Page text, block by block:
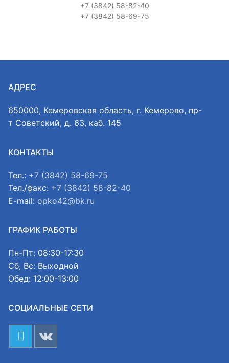
+7 (3842) 58-82-40
+7 (3842) 58-69-75
АДРЕС
650000, Кемеровская область, г. Кемерово, пр-
т Советский, д. 63, каб. 145
КОНТАКТЫ
Тел.: +7 (3842) 58-69-75
Тел./факс: +7 (3842) 58-82-40
E-mail: opko42@bk.ru
ГРАФИК РАБОТЫ
Пн-Пт: 08:30-17:30
Сб, Вс: Выходной
Обед: 12:00-13:00
СОЦИАЛЬНЫЕ СЕТИ